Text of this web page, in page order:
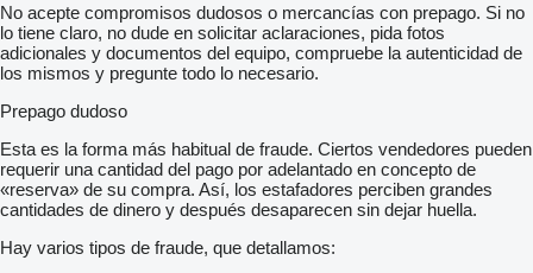
No acepte compromisos dudosos o mercancías con prepago. Si no
lo tiene claro, no dude en solicitar aclaraciones, pida fotos
adicionales y documentos del equipo, compruebe la autenticidad de
los mismos y pregunte todo lo necesario.
Prepago dudoso
Esta es la forma más habitual de fraude. Ciertos vendedores pueden
requerir una cantidad del pago por adelantado en concepto de
«reserva» de su compra. Así, los estafadores perciben grandes
cantidades de dinero y después desaparecen sin dejar huella.
Hay varios tipos de fraude, que detallamos: